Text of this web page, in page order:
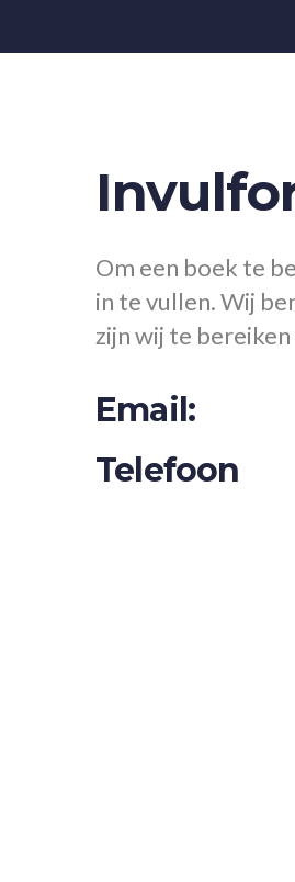
Om een boek te
in te vullen. Wij
zijn wij te
Email:
Telefoon